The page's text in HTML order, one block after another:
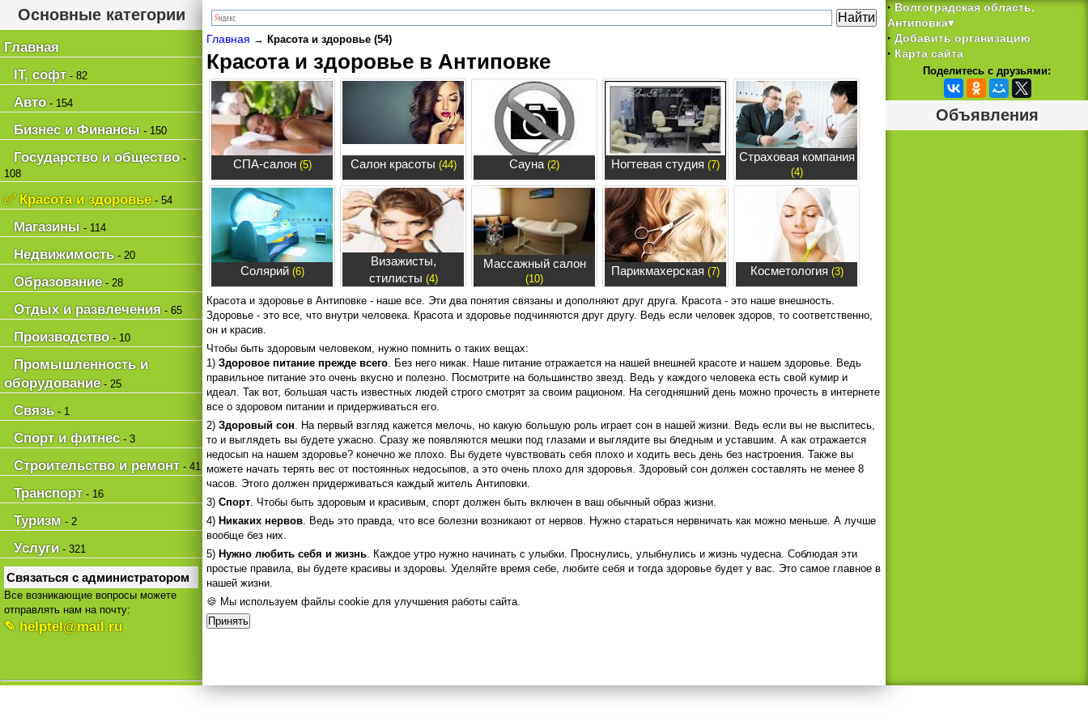
Основные категории
Главная
IT, софт- 82
Авто- 154
Бизнес и Финансы - 150
Государство и общество-
108
✅ Красота и здоровье- 54
Магазины - 114
Недвижимость- 20
Образование- 28
Отдых и развлечения - 65
Производство- 10
Промышленность и
оборудование- 25
Связь- 1
Спорт и фитнес- 3
Строительство и ремонт- 41
Транспорт- 16
Туризм - 2
Услуги - 321
Связаться с администратором
Все возникающие вопросы можете
отправлять нам на почту:
✎ helptel@mail.ru
Главная → Красота и здоровье (54)
Красота и здоровье в Антиповке
СПА-салон(5) Салон красоты (44) Сауна(2) Ногтевая студия (7)
Страховая компания
(4)
Солярий(6)
Визажисты,
стилисты (4)
Массажный салон
(10)
Парикмахерская (7) Косметология (3)
Красота и здоровье в Антиповке - наше все. Эти два понятия связаны и дополняют друг друга. Красота - это наше внешность.
Здоровье - это все, что внутри человека. Красота и здоровье подчиняются друг другу. Ведь если человек здоров, то соответственно,
он и красив.
Чтобы быть здоровым человеком, нужно помнить о таких вещах:
1) Здоровое питание прежде всего. Без него никак. Наше питание отражается на нашей внешней красоте и нашем здоровье. Ведь
правильное питание это очень вкусно и полезно. Посмотрите на большинство звезд. Ведь у каждого человека есть свой кумир и
идеал. Так вот, большая часть известных людей строго смотрят за своим рационом. На сегодняшний день можно прочесть в интернете
все о здоровом питании и придерживаться его.
2) Здоровый сон. На первый взгляд кажется мелочь, но какую большую роль играет сон в нашей жизни. Ведь если вы не выспитесь,
то и выглядеть вы будете ужасно. Сразу же появляются мешки под глазами и выглядите вы бледным и уставшим. А как отражается
недосып на нашем здоровье? конечно же плохо. Вы будете чувствовать себя плохо и ходить весь день без настроения. Также вы
можете начать терять вес от постоянных недосыпов, а это очень плохо для здоровья. Здоровый сон должен составлять не менее 8
часов. Этого должен придерживаться каждый житель Антиповки.
3) Спорт. Чтобы быть здоровым и красивым, спорт должен быть включен в ваш обычный образ жизни.
4) Никаких нервов. Ведь это правда, что все болезни возникают от нервов. Нужно стараться нервничать как можно меньше. А лучше
вообще без них.
5) Нужно любить себя и жизнь. Каждое утро нужно начинать с улыбки. Проснулись, улыбнулись и жизнь чудесна. Соблюдая эти
простые правила, вы будете красивы и здоровы. Уделяйте время себе, любите себя и тогда здоровье будет у вас. Это самое главное в
нашей жизни.
🍪 Мы используем файлы cookie для улучшения работы сайта.
Принять
‣ Волгоградская область,
Антиповка▾
‣ Добавить организацию
‣ Карта сайта
Поделитесь с друзьями:
Объявления